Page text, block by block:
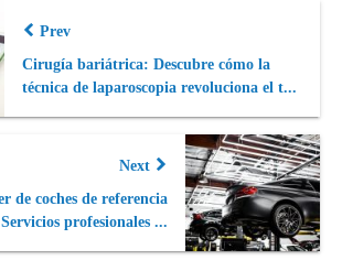
Prev
Cirugía bariátrica: Descubre cómo la
técnica de laparoscopia revoluciona el t...
Next
de coches de referencia
profesionales ...